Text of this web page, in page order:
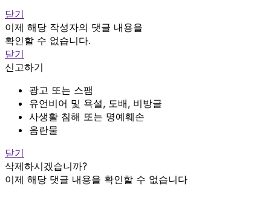
닫기
이제 해당 작성자의 댓글 내용을
확인할 수 없습니다.
닫기
신고하기
광고 또는 스팸
유언비어 및 욕설, 도배, 비방글
사생활 침해 또는 명예훼손
음란물
닫기
삭제하시겠습니까?
이제 해당 댓글 내용을 확인할 수 없습니다